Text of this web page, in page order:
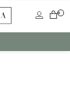
0